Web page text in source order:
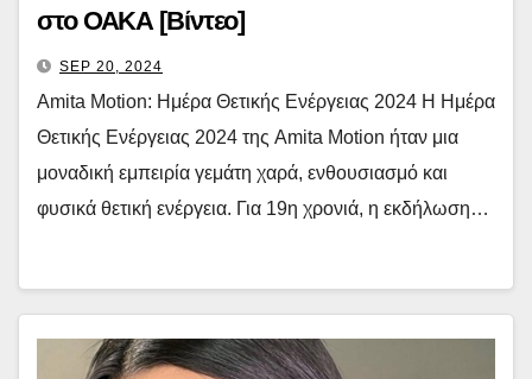
στο ΟΑΚΑ [Βίντεο]
SEP 20, 2024
Amita Motion: Ημέρα Θετικής Ενέργειας 2024 Η Ημέρα
Θετικής Ενέργειας 2024 της Amita Motion ήταν μια
μοναδική εμπειρία γεμάτη χαρά, ενθουσιασμό και
φυσικά θετική ενέργεια. Για 19η χρονιά, η εκδήλωση…